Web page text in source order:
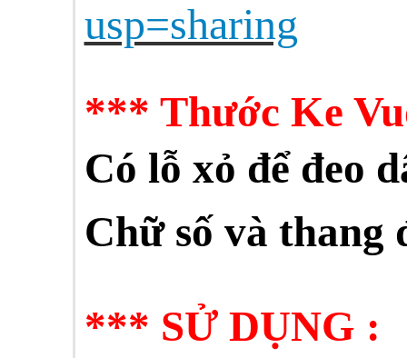
usp=sharing
*** Thước Ke
Có lỗ xỏ để đeo
Chữ số và thang
*** SỬ DỤNG :